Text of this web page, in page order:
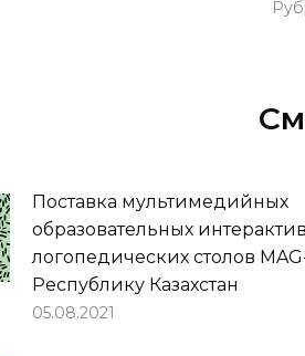
Поставка мультимедийных
образовательных
логопедических столов
Республику Казахстан
05.08.2021